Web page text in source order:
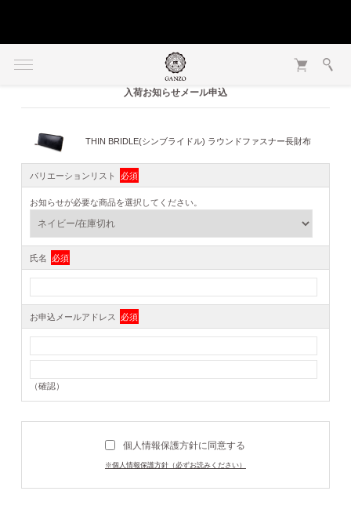
入荷お知らせメール申込
THIN BRIDLE(シンブライドル) ラウンドファスナー長財布
バリエーションリスト 必須
お知らせが必要な商品を選択してください。
氏名 必須
お申込メールアドレス 必須
（確認）
個人情報保護方針に同意する
※個人情報保護方針（必ずお読みください）